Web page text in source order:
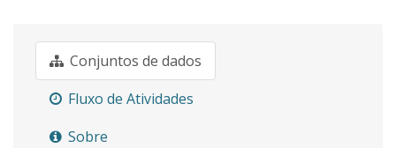
Conjuntos de dados
Fluxo de Atividades
Sobre